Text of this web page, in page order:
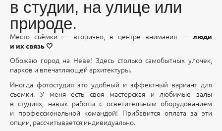
в студии, на улице или
природе.
Место съёмки — вторично, в центре внимания — люди
и их связь 🤍
Обожаю город на Неве! Здесь столько самобытных улочек,
парков и впечатляющей архитектуры.
Иногда фотостудия это удобный и эффектный вариант для
съёмки. У меня есть своя мастерская и любимые залы
в студиях, навык работы с осветительным оборудованием
и профессиональной командой! Прибавится оплата за эти
опции, рассчитывается индивидуально.